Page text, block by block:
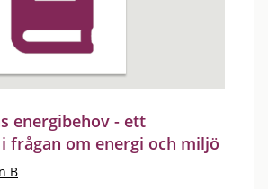
energibehov - ett
frågan om energi och miljö
B